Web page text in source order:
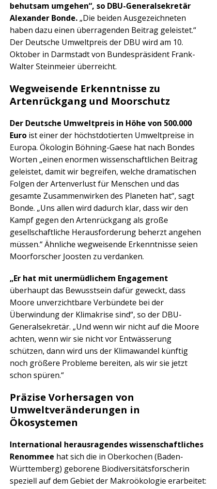
behutsam umgehen“, so DBU-Generalsekretär
Alexander Bonde. „Die beiden Ausgezeichneten
haben dazu einen überragenden Beitrag geleistet.“
Der Deutsche Umweltpreis der DBU wird am 10.
Oktober in Darmstadt von Bundespräsident Frank-
Walter Steinmeier überreicht.
Wegweisende Erkenntnisse zu
Artenrückgang und Moorschutz
Der Deutsche Umweltpreis in Höhe von 500.000
Euro ist einer der höchstdotierten Umweltpreise in
Europa. Ökologin Böhning-Gaese hat nach Bondes
Worten „einen enormen wissenschaftlichen Beitrag
geleistet, damit wir begreifen, welche dramatischen
Folgen der Artenverlust für Menschen und das
gesamte Zusammenwirken des Planeten hat“, sagt
Bonde. „Uns allen wird dadurch klar, dass wir den
Kampf gegen den Artenrückgang als große
gesellschaftliche Herausforderung beherzt angehen
müssen.“ Ähnliche wegweisende Erkenntnisse seien
Moorforscher Joosten zu verdanken.
„Er hat mit unermüdlichem Engagement
überhaupt das Bewusstsein dafür geweckt, dass
Moore unverzichtbare Verbündete bei der
Überwindung der Klimakrise sind“, so der DBU-
Generalsekretär. „Und wenn wir nicht auf die Moore
achten, wenn wir sie nicht vor Entwässerung
schützen, dann wird uns der Klimawandel künftig
noch größere Probleme bereiten, als wir sie jetzt
schon spüren.“
Präzise Vorhersagen von
Umweltveränderungen in
Ökosystemen
International herausragendes wissenschaftliches
Renommee hat sich die in Oberkochen (Baden-
Württemberg) geborene Biodiversitätsforscherin
speziell auf dem Gebiet der Makroökologie erarbeitet: